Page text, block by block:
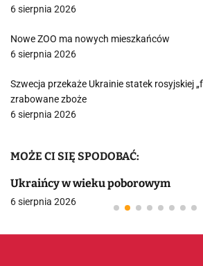
6 sierpnia 2026
Nowe ZOO ma nowych mieszkańców
6 sierpnia 2026
Szwecja przekaże Ukrainie statek rosyjskiej
zrabowane zboże
6 sierpnia 2026
MOŻE CI SIĘ SPODOBAĆ:
Ukraińcy w wieku poborowym
6 sierpnia 2026